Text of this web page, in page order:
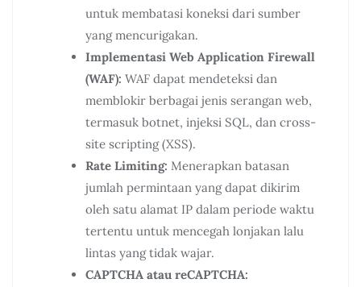
untuk membatasi koneksi dari sumber
yang mencurigakan.
Implementasi Web Application Firewall
(WAF): WAF dapat mendeteksi dan
memblokir berbagai jenis serangan web,
termasuk botnet, injeksi SQL, dan cross-
site scripting (XSS).
Rate Limiting: Menerapkan batasan
jumlah permintaan yang dapat dikirim
oleh satu alamat IP dalam periode waktu
tertentu untuk mencegah lonjakan lalu
lintas yang tidak wajar.
CAPTCHA atau reCAPTCHA: